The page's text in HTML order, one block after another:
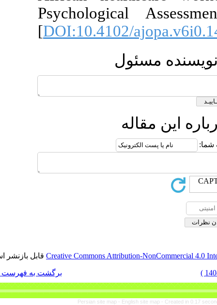
[
Creative Commonsقابل بازنشر است.
Persian site map -